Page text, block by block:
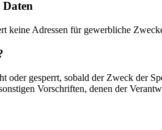
Daten
Adressen für gewerbliche
oder gesperrt, sobald der Zweck der
Vorschriften, denen der